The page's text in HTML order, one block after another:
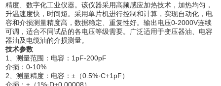
精度、数字化工业仪器。该仪器采用高频感应加热技术，加热均匀，
升温速度快，时间短。采用单片机进行控制和计算，实现自动化，电
容和介损测量精度高，数据稳定、重复性好。输出电压0-2000V连续
可调，适合不同试品的各电压等级需要。广泛适用于变压器油、电容
器油及电缆油的介损测量。
技术参数
1、测量范围：电容：1pF-200pF
介损：0-10%
2、测量精度：电容：±（0.5%·C+1pF）
介损：±（1%·D+0.00008）